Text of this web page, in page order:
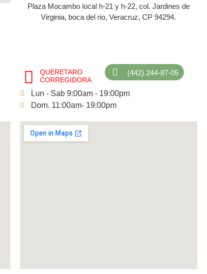
Plaza Mocambo local h-21 y h-22, col. Jardines de
Virginia, boca del rio, Veracruz, CP 94294.
QUERETARO
CORREGIDORA
(442) 244-87-05
Lun - Sab 9:00am - 19:00pm
Dom. 11:00am- 19:00pm